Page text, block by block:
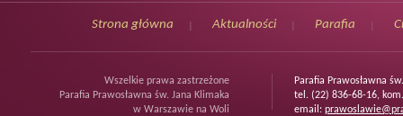
Strona główna Aktualności Parafia
Wszelkie prawa zastrzeżone
Parafia Prawosławna św. Jana Klimaka
w Warszawie na Woli
Parafia Prawosławna
tel. (22) 836-68-16,
email: